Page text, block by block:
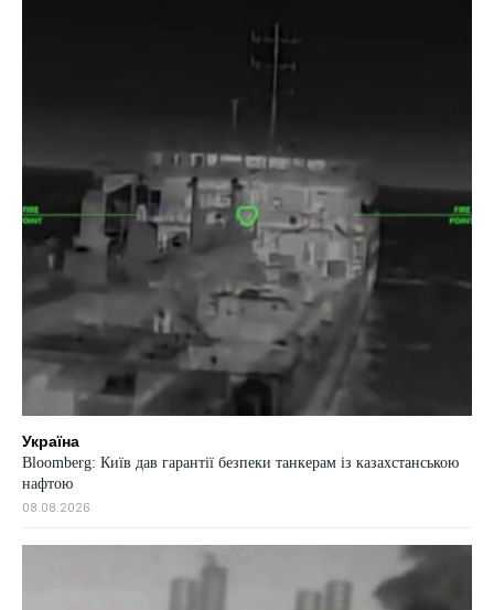
Україна
Bloomberg: Київ дав гарантії безпеки танкерам із казахстанською
нафтою
08.08.2026